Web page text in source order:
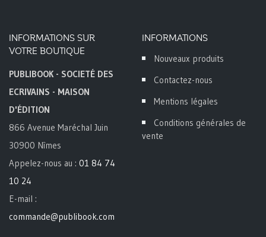
INFORMATIONS SUR
VOTRE BOUTIQUE
PUBLIBOOK - SOCIETÉ DES
ECRIVAINS - MAISON
D'ÉDITION
866 Avenue Maréchal Juin
30900 Nîmes
Appelez-nous au : 01 84 74
10 24
E-mail :
commande@publibook.com
INFORMATIONS
Nouveaux produits
Contactez-nous
Mentions légales
Conditions générales de
vente